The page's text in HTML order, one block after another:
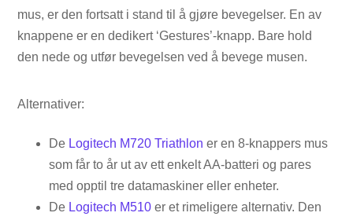
mus, er den fortsatt i stand til å gjøre bevegelser. En av
knappene er en dedikert ‘Gestures’-knapp. Bare hold
den nede og utfør bevegelsen ved å bevege musen.
Alternativer:
De Logitech M720 Triathlon er en 8-knappers mus
som får to år ut av ett enkelt AA-batteri og pares
med opptil tre datamaskiner eller enheter.
De Logitech M510 er et rimeligere alternativ. Den